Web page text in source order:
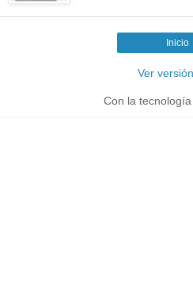
Inicio
Ver
Con la tecnología